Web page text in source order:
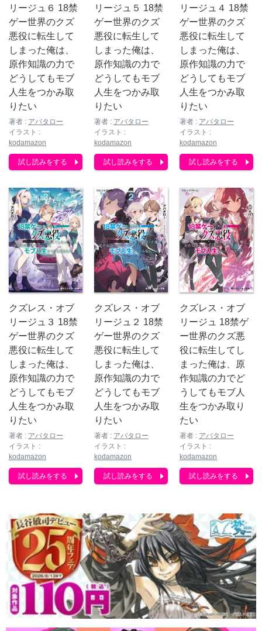
リージュ６ 18禁
ゲー世界のクズ
悪役に転生して
しまった俺は、
原作知識の力で
どうしてもモブ
人生をつかみ取
りたい
著者 : アバタロー
イラスト :
kodamazon
試し読みをする
リージュ５ 18禁
ゲー世界のクズ
悪役に転生して
しまった俺は、
原作知識の力で
どうしてもモブ
人生をつかみ取
りたい
著者 : アバタロー
イラスト :
kodamazon
試し読みをする
リージュ４ 18禁
ゲー世界のクズ
悪役に転生して
しまった俺は、
原作知識の力で
どうしてもモブ
人生をつかみ取
りたい
著者 : アバタロー
イラスト :
kodamazon
試し読みをする
クズレス・オブ
リージュ３ 18禁
ゲー世界のクズ
悪役に転生して
しまった俺は、
原作知識の力で
どうしてもモブ
人生をつかみ取
りたい
著者 : アバタロー
イラスト :
kodamazon
試し読みをする
クズレス・オブ
リージュ２ 18禁
ゲー世界のクズ
悪役に転生して
しまった俺は、
原作知識の力で
どうしてもモブ
人生をつかみ取
りたい
著者 : アバタロー
イラスト :
kodamazon
試し読みをする
クズレス・オブ
リージュ 18禁ゲ
ー世界のクズ悪
役に転生してし
まった俺は、原
作知識の力でど
うしてもモブ人
生をつかみ取り
たい
著者 : アバタロー
イラスト :
kodamazon
試し読みをする